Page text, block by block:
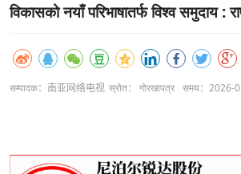
विकासको नयाँ परिभाषातर्फ विश्व समुदाय :
सम्पादक：南亚网络电视 स्रोत： गोरखापत्र समय：2026-